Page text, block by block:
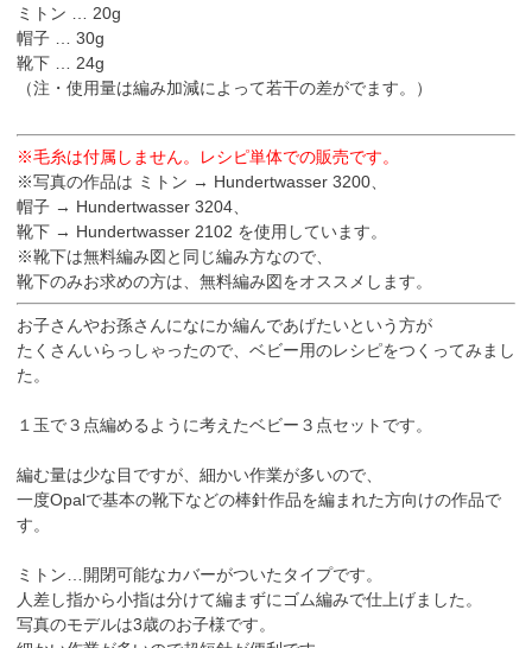
ミトン … 20g
帽子 … 30g
靴下 … 24g
（注・使用量は編み加減によって若干の差がでます。）
※毛糸は付属しません。レシピ単体での販売です。
※写真の作品は ミトン → Hundertwasser 3200、
帽子 → Hundertwasser 3204、
靴下 → Hundertwasser 2102 を使用しています。
※靴下は無料編み図と同じ編み方なので、
靴下のみお求めの方は、無料編み図をオススメします。
お子さんやお孫さんになにか編んであげたいという方が
たくさんいらっしゃったので、ベビー用のレシピをつくってみまし
た。
１玉で３点編めるように考えたベビー３点セットです。
編む量は少な目ですが、細かい作業が多いので、
一度Opalで基本の靴下などの棒針作品を編まれた方向けの作品で
す。
ミトン…開閉可能なカバーがついたタイプです。
人差し指から小指は分けて編まずにゴム編みで仕上げました。
写真のモデルは3歳のお子様です。